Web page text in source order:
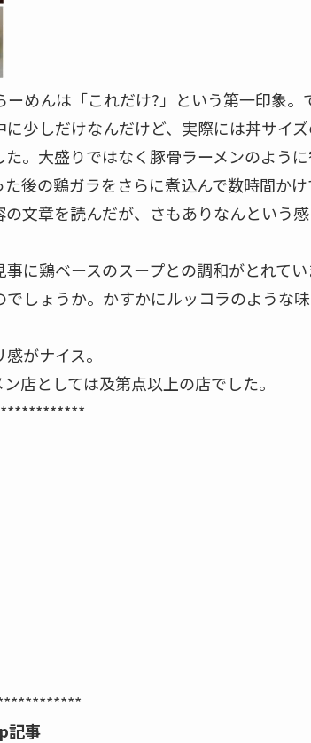
めんは「これだけ?」という第一印象。
少しだけなんだけど、実際には丼サイズ
。大盛りではなく豚骨ラーメンのように
後の鶏ガラをさらに煮込んで数時間か
文章を読んだが、さもありなんという
に鶏ベースのスープとの調和がとれて
しょうか。かすかにルッコラのような
がナイス。
店としては及第点以上の店でした。
記事